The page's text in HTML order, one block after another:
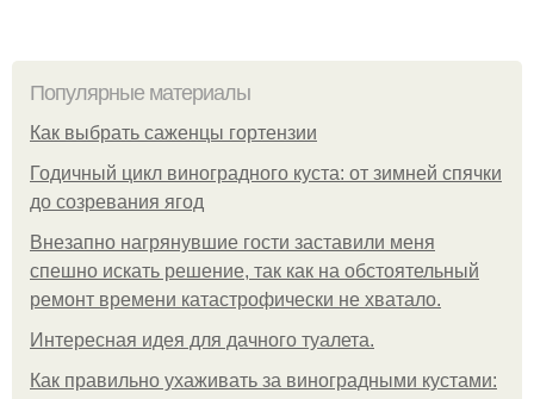
Популярные материалы
Как выбрать саженцы гортензии
Годичный цикл виноградного куста: от зимней спячки
до созревания ягод
Внезапно нагрянувшие гости заставили меня
спешно искать решение, так как на обстоятельный
ремонт времени катастрофически не хватало.
Интересная идея для дачного туалета.
Как правильно ухаживать за виноградными кустами: